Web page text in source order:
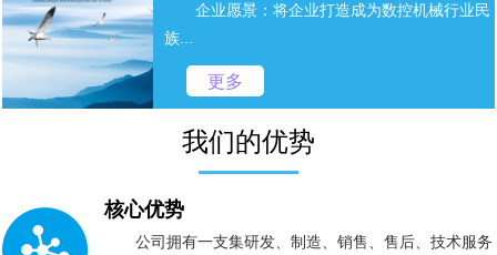
企业愿景：将企业打造成为数控机械行业民
族...
更多
我们的优势
核心优势
公司拥有一支集研发、制造、销售、售后、技术服务